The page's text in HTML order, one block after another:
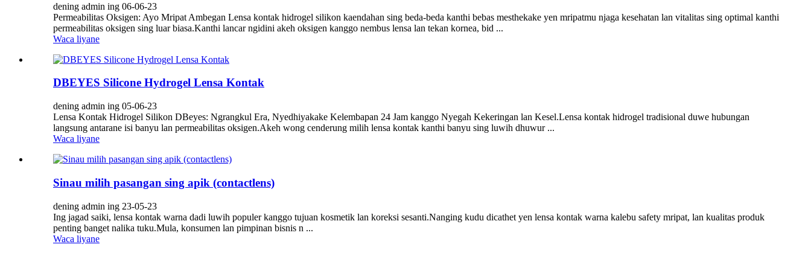
dening admin ing 06-06-23
Permeabilitas Oksigen: Ayo Mripat Ambegan Lensa kontak hidrogel silikon kaendahan sing beda-beda kanthi bebas mesthekake yen mripatmu njaga kesehatan lan vitalitas sing optimal kanthi
permeabilitas oksigen sing luar biasa.Kanthi lancar ngidini akeh oksigen kanggo nembus lensa lan tekan kornea, bid ...
Waca liyane
DBEYES Silicone Hydrogel Lensa Kontak
dening admin ing 05-06-23
Lensa Kontak Hidrogel Silikon DBeyes: Ngrangkul Era, Nyedhiyakake Kelembapan 24 Jam kanggo Nyegah Kekeringan lan Kesel.Lensa kontak hidrogel tradisional duwe hubungan
langsung antarane isi banyu lan permeabilitas oksigen.Akeh wong cenderung milih lensa kontak kanthi banyu sing luwih dhuwur ...
Waca liyane
Sinau milih pasangan sing apik (contactlens)
dening admin ing 23-05-23
Ing jagad saiki, lensa kontak warna dadi luwih populer kanggo tujuan kosmetik lan koreksi sesanti.Nanging kudu dicathet yen lensa kontak warna kalebu safety mripat, lan kualitas produk
penting banget nalika tuku.Mula, konsumen lan pimpinan bisnis n ...
Waca liyane